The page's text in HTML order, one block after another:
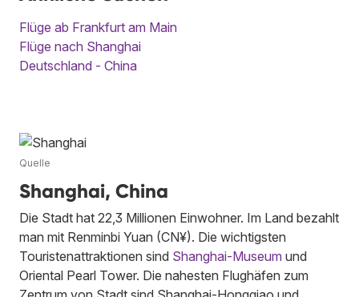
Flüge ab Frankfurt am Main
Flüge nach Shanghai
Deutschland - China
Quelle
Shanghai, China
Die Stadt hat 22,3 Millionen Einwohner. Im Land bezahlt
man mit Renminbi Yuan (CN¥). Die wichtigsten
Touristenattraktionen sind Shanghai-Museum und
Oriental Pearl Tower. Die nahesten Flughäfen zum